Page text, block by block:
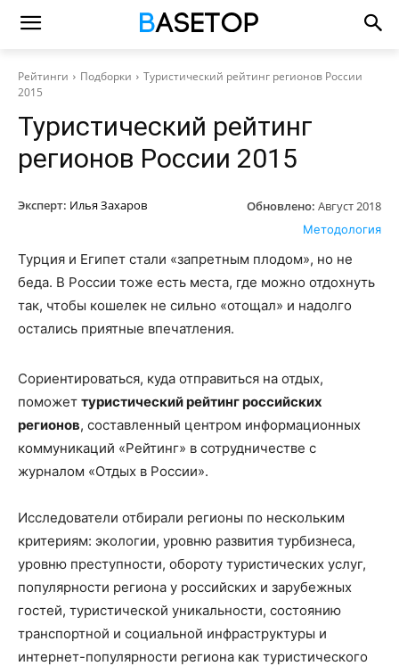
Рейтинги Подборки
Туристический рейтинг регионов России
2015
Туристический рейтинг
регионов России 2015
Эксперт: Илья Захаров Обновлено: Август 2018
Методология
Турция и Египет стали «запретным плодом», но не
беда. В России тоже есть места, где можно отдохнуть
так, чтобы кошелек не сильно «отощал» и надолго
остались приятные впечатления.
Сориентироваться, куда отправиться на отдых,
поможет туристический рейтинг российских
регионов, составленный центром информационных
коммуникаций «Рейтинг» в сотрудничестве с
журналом «Отдых в России».
Исследователи отбирали регионы по нескольким
критериям: экологии, уровню развития турбизнеса,
уровню преступности, обороту туристических услуг,
популярности региона у российских и зарубежных
гостей, туристической уникальности, состоянию
транспортной и социальной инфраструктуры и
интернет-популярности региона как туристического